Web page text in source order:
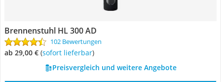
Brennenstuhl HL 300 AD
102 Bewertungen
ab 29,00 € ( Sofort lieferbar)
Preisvergleich und weitere Angebote